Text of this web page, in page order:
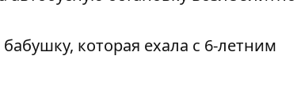
которая ехала с 6-летним